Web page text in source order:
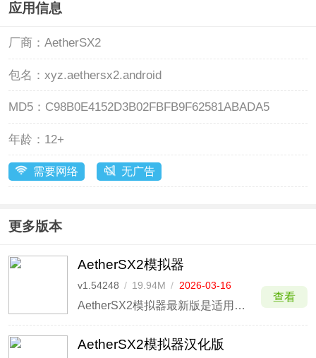
应用信息
厂商： AetherSX2
包名： xyz.aethersx2.android
MD5： C98B0E4152D3B02FBFB9F62581ABADA5
年龄： 12+
需要网络 无广告
更多版本
AetherSX2模拟器
v1.54248 / 19.94M / 2026-03-16
AetherSX2模拟器最新版是适用于Android平台的 PS 2 控制台模拟器。让您可以在便携式设备上玩从光盘中转储的游戏，BIOS 映像是玩游戏所必需的，不是可选的，应该使用自制应用程序从您自己的控制台转储此图像。
查看
AetherSX2模拟器汉化版